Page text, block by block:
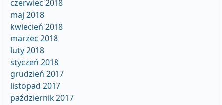
czerwiec 2018
maj 2018
kwiecień 2018
marzec 2018
luty 2018
styczeń 2018
grudzień 2017
listopad 2017
październik 2017